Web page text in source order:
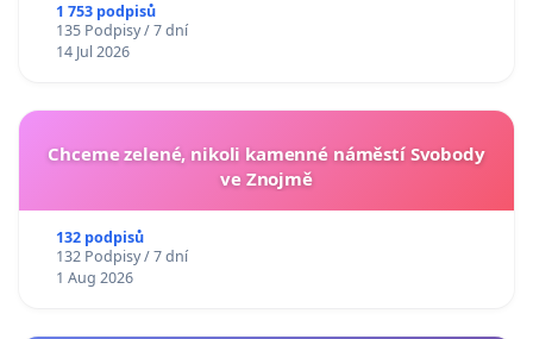
1 753 podpisů
135 Podpisy / 7 dní
14 Jul 2026
Chceme zelené, nikoli kamenné náměstí Svobody
ve Znojmě
132 podpisů
132 Podpisy / 7 dní
1 Aug 2026